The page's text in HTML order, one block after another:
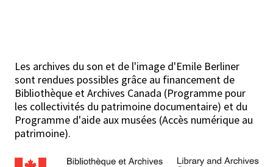
Les archives du son et de l'image d'Emile Berliner
sont rendues possibles grâce au financement de
Bibliothèque et Archives Canada (Programme pour
les collectivités du patrimoine documentaire) et du
Programme d'aide aux musées (Accès numérique au
patrimoine).